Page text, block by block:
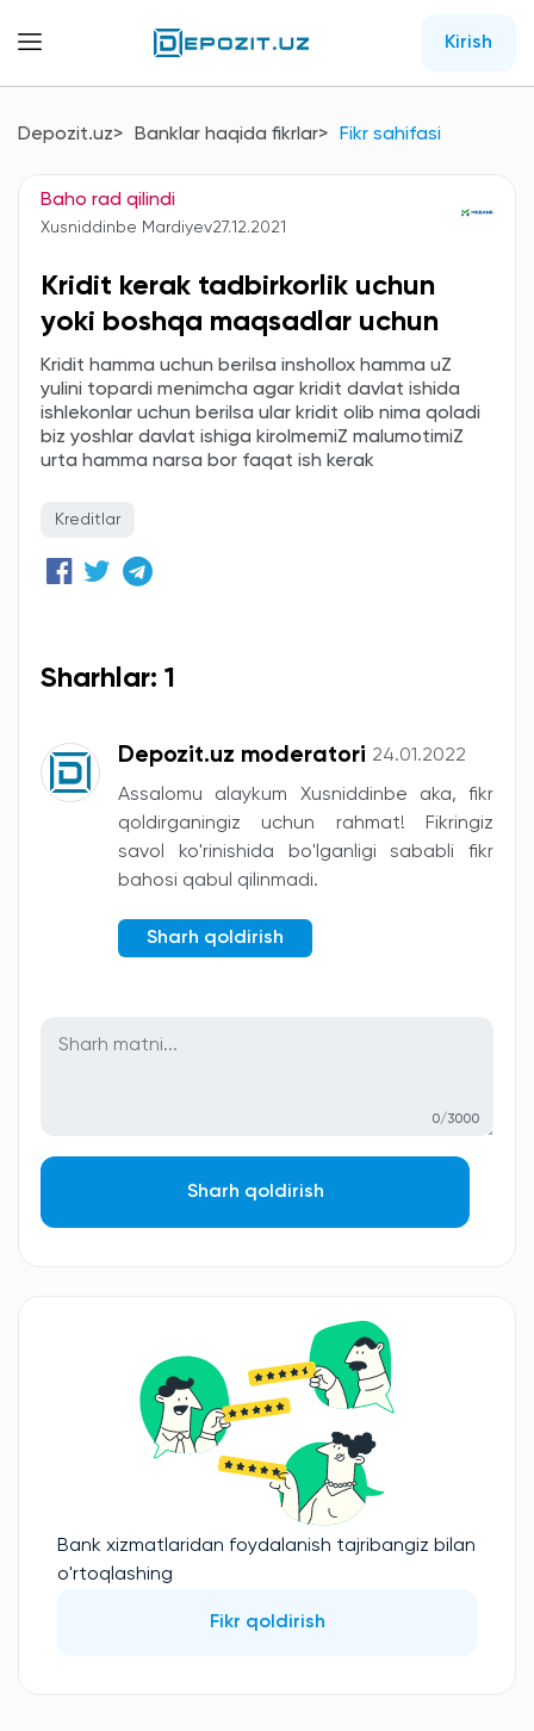
Kirish
Depozit.uz Banklar haqida fikrlar Fikr sahifasi
Baho rad qilindi
Xusniddinbe Mardiyev27.12.2021
Kridit kerak tadbirkorlik uchun
yoki boshqa maqsadlar uchun
Kridit hamma uchun berilsa inshollox hamma uZ
yulini topardi menimcha agar kridit davlat ishida
ishlekonlar uchun berilsa ular kridit olib nima qoladi
biz yoshlar davlat ishiga kirolmemiZ malumotimiZ
urta hamma narsa bor faqat ish kerak
Kreditlar
Sharhlar: 1
Depozit.uz moderatori 24.01.2022
Assalomu alaykum Xusniddinbe aka, fikr
qoldirganingiz uchun rahmat! Fikringiz
savol ko'rinishida bo'lganligi sababli fikr
bahosi qabul qilinmadi.
Sharh qoldirish
0/3000
Sharh qoldirish
Bank xizmatlaridan foydalanish tajribangiz bilan
o'rtoqlashing
Fikr qoldirish